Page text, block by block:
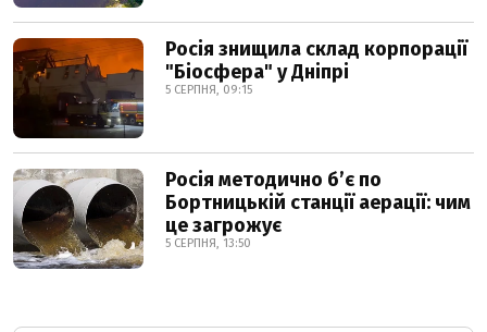
Росія знищила склад корпорації
"Біосфера" у Дніпрі
5 СЕРПНЯ, 09:15
Росія методично б’є по
Бортницькій станції аерації: чим
це загрожує
5 СЕРПНЯ, 13:50